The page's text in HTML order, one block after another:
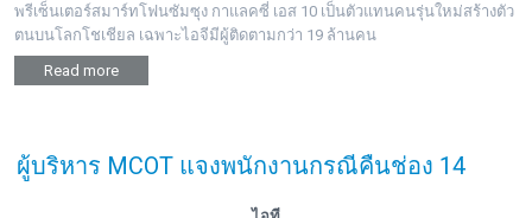
พรีเซ็นเตอร์สมาร์ทโฟนซัมซุง กาแลคซี่ เอส 10 เป็นตัวแทนคนรุ่นใหม่สร้างตัว
ตนบนโลกโชเชียล เฉพาะไอจีมีผู้ติดตามกว่า 19 ล้านคน
Read more
ผู้บริหาร MCOT แจงพนักงานกรณีคืนช่อง 14